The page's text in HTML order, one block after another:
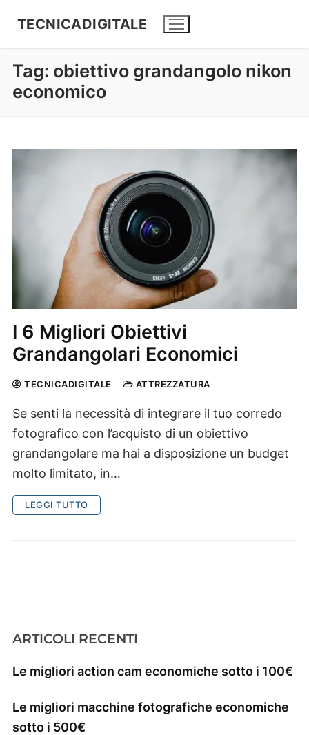
TECNICADIGITALE
Tag: obiettivo grandangolo nikon
economico
I 6 Migliori Obiettivi
Grandangolari Economici
TECNICADIGITALE ATTREZZATURA
Se senti la necessità di integrare il tuo corredo
fotografico con l’acquisto di un obiettivo
grandangolare ma hai a disposizione un budget
molto limitato, in…
LEGGI TUTTO
ARTICOLI RECENTI
Le migliori action cam economiche sotto i 100€
Le migliori macchine fotografiche economiche
sotto i 500€